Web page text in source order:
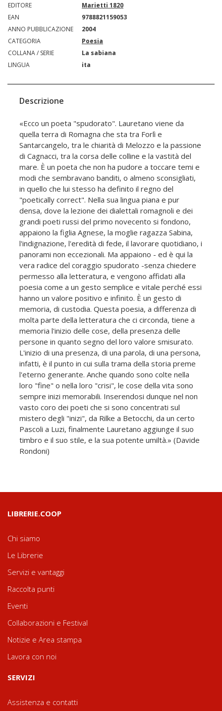
EDITORE
Marietti 1820
EAN
9788821159053
ANNO PUBBLICAZIONE
2004
CATEGORIA
Poesia
COLLANA / SERIE
La sabiana
LINGUA
ita
Descrizione
«Ecco un poeta "spudorato". Lauretano viene da
quella terra di Romagna che sta tra Forlì e
Santarcangelo, tra le chiarità di Melozzo e la passione
di Cagnacci, tra la corsa delle colline e la vastità del
mare. È un poeta che non ha pudore a toccare temi e
modi che sembravano banditi, o almeno sconsigliati,
in quello che lui stesso ha definito il regno del
"poetically correct". Nella sua lingua piana e pur
densa, dove la lezione dei dialettali romagnoli e dei
grandi poeti russi del primo novecento si fondono,
appaiono la figlia Agnese, la moglie ragazza Sabina,
l'indignazione, l'eredità di fede, il lavorare quotidiano, i
panorami non eccezionali. Ma appaiono - ed è qui la
vera radice del coraggio spudorato -senza chiedere
permesso alla letteratura, e vengono affidati alla
poesia come a un gesto semplice e vitale perché essi
hanno un valore positivo e infinito. È un gesto di
memoria, di custodia. Questa poesia, a differenza di
molta parte della letteratura che ci circonda, tiene a
memoria l'inizio delle cose, della presenza delle
persone in quanto segno del loro valore smisurato.
L'inizio di una presenza, di una parola, di una persona,
infatti, è il punto in cui sulla trama della storia preme
l'eterno generante. Anche quando sono colte nella
loro "fine" o nella loro "crisi", le cose della vita sono
sempre inizi memorabili. Inserendosi dunque nel non
vasto coro dei poeti che si sono concentrati sul
mistero degli "inizi", da Rilke a Betocchi, da un certo
Pascoli a Luzi, finalmente Lauretano aggiunge il suo
timbro e il suo stile, e la sua potente umiltà.» (Davide
Rondoni)
LIBRERIE.COOP
Chi siamo
Le Librerie
Servizi e vantaggi
Raccolta punti
Eventi
Collaborazioni e Festival
Notizie e Area stampa
Lavora con noi
SERVIZI
Assistenza e contatti